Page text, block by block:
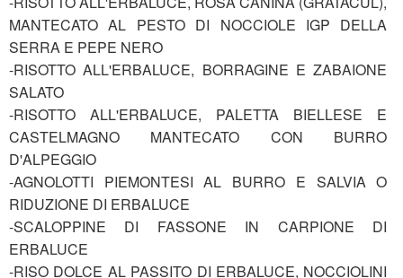
MANTECATO AL PESTO DI NOCCIOLE IGP DELLA
SERRA E PEPE NERO
-RISOTTO ALL'ERBALUCE, BORRAGINE E ZABAIONE
SALATO
-RISOTTO ALL'ERBALUCE, PALETTA BIELLESE E
CASTELMAGNO MANTECATO CON BURRO
D'ALPEGGIO
-AGNOLOTTI PIEMONTESI AL BURRO E SALVIA O
RIDUZIONE DI ERBALUCE
-SCALOPPINE DI FASSONE IN CARPIONE DI
ERBALUCE
-RISO DOLCE AL PASSITO DI ERBALUCE, NOCCIOLINI